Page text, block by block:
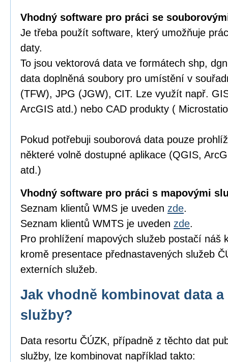
Vhodný software pro práci se
Je třeba použít software, který umožňuje
daty.
To jsou vektorová data ve formátech shp,
data doplněná soubory pro umístění v
(TFW), JPG (JGW), CIT. Lze využít např.
ArcGIS atd.) nebo CAD produkty (
Pokud potřebuji souborová data pouze
některé volně dostupné aplikace (QGIS,
atd.)
Vhodný software pro práci s mapovými
Seznam klientů WMS je uveden zde.
Seznam klientů WMTS je uveden zde.
Pro prohlížení mapových služeb postačí náš
kromě presentace přednastavených služeb
externích služeb.
Jak vhodně kombinovat data
služby?
Data resortu ČÚZK, případně z těchto dat
služby, lze kombinovat například takto: